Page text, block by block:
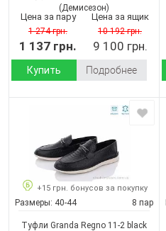
(Демисезон)
Цена за пару
1 274 грн.
1 137 грн.
Цена за ящик
10 192 грн.
9 100 грн.
Купить Подробнее
+15 грн. бонусов за покупку
Размеры: 40-44 8 пар
Туфли Granda Regno 11-2 black